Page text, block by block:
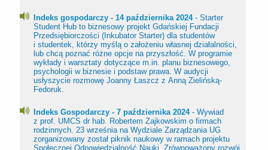
Indeks gospodarczy - 14 października 2024- Starter
Student Hub to biznesowy projekt Gdańskiej Fundacji
Przedsiębiorczości (Inkubator Starter) dla studentów
i studentek, którzy myślą o założeniu własnej działalności,
lub chcą poznać różne opcje na przyszłość. W programie
wykłady i warsztaty dotyczące m.in. planu biznesowego,
psychologii w biznesie i podstaw prawa. W audycji
usłyszycie rozmowę Joanny Łaszcz z Anną Zielińską-
Fedoruk.
Indeks Gospodarczy - 7 października 2024- Wywiad
z prof. UMCS dr hab. Robertem Zajkowskim o firmach
rodzinnych. 23 września na Wydziale Zarządzania UG
zorganizowany został piknik naukowy w ramach projektu
Społecznej Odpowiedzialność Nauki „Zrównoważony rozwój